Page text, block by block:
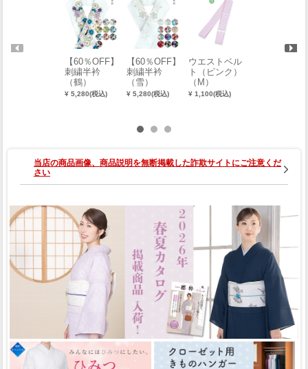
【60％OFF】
刺繍半衿
（鶴）
¥ 5,280(税込)
【60％OFF】
刺繍半衿
（雪）
¥ 5,280(税込)
ウエストベル
ト（ピンク）
（M）
¥ 1,100(税込)
当店の商品画像、商品説明を無断掲載した詐欺サイトにご注意くだ
さい